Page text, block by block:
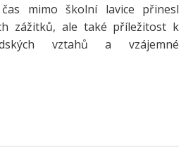
mimo školní lavice přinesl
zážitků, ale také příležitost k
vztahů a vzájemné